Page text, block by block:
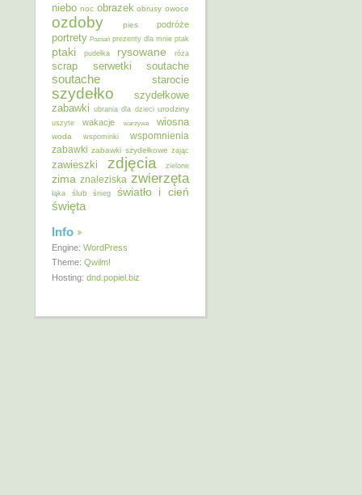
niebo noc obrazek obrusy owoce
ozdoby pies podróże
portrety Poznań prezenty dla mnie ptak
ptaki pudełka rysowane róża
scrap serwetki soutache
soutache starocie
szydełko
szydełkowe
zabawki ubrania dla dzieci urodziny
uszyte wakacje warzywa wiosna
woda wspominki
wspomnienia
zabawki zabawki szydełkowe zając
zawieszki zdjęcia zielone
zima znaleziska zwierzęta
łąka ślub śnieg światło i cień
święta
Info
Engine: WordPress
Theme: Qwilm!
Hosting: dnd.popiel.biz